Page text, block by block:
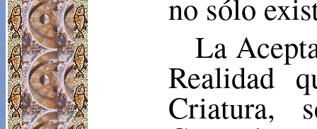
no sólo
La
Realidad
Criatura,